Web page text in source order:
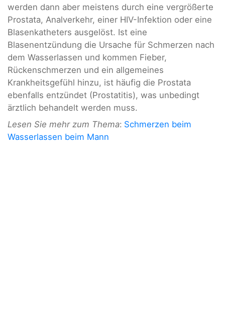
werden dann aber meistens durch eine vergrößerte
Prostata, Analverkehr, einer HIV-Infektion oder eine
Blasenkatheters ausgelöst. Ist eine
Blasenentzündung die Ursache für Schmerzen nach
dem Wasserlassen und kommen Fieber,
Rückenschmerzen und ein allgemeines
Krankheitsgefühl hinzu, ist häufig die Prostata
ebenfalls entzündet (Prostatitis), was unbedingt
ärztlich behandelt werden muss.
Lesen Sie mehr zum Thema: Schmerzen beim
Wasserlassen beim Mann